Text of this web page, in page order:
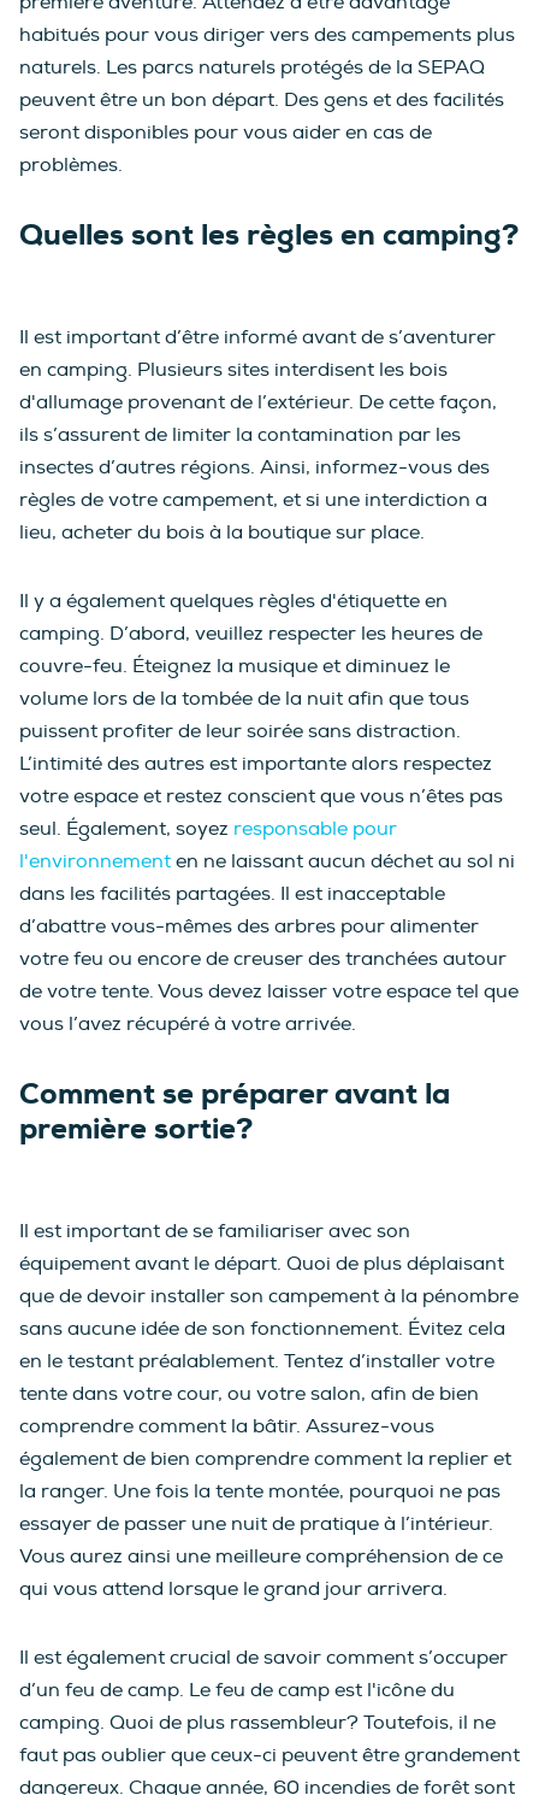
habitués pour vous diriger vers des campements plus
naturels. Les parcs naturels protégés de la SEPAQ
peuvent être un bon départ. Des gens et des facilités
seront disponibles pour vous aider en cas de
problèmes.
Quelles sont les règles en camping?
Il est important d’être informé avant de s’aventurer
en camping. Plusieurs sites interdisent les bois
d'allumage provenant de l’extérieur. De cette façon,
ils s’assurent de limiter la contamination par les
insectes d’autres régions. Ainsi, informez-vous des
règles de votre campement, et si une interdiction a
lieu, acheter du bois à la boutique sur place.
Il y a également quelques règles d'étiquette en
camping. D’abord, veuillez respecter les heures de
couvre-feu. Éteignez la musique et diminuez le
volume lors de la tombée de la nuit afin que tous
puissent profiter de leur soirée sans distraction.
L’intimité des autres est importante alors respectez
votre espace et restez conscient que vous n’êtes pas
seul. Également, soyez responsable pour
l'environnement en ne laissant aucun déchet au sol ni
dans les facilités partagées. Il est inacceptable
d’abattre vous-mêmes des arbres pour alimenter
votre feu ou encore de creuser des tranchées autour
de votre tente. Vous devez laisser votre espace tel que
vous l’avez récupéré à votre arrivée.
Comment se préparer avant la
première sortie?
Il est important de se familiariser avec son
équipement avant le départ. Quoi de plus déplaisant
que de devoir installer son campement à la pénombre
sans aucune idée de son fonctionnement. Évitez cela
en le testant préalablement. Tentez d’installer votre
tente dans votre cour, ou votre salon, afin de bien
comprendre comment la bâtir. Assurez-vous
également de bien comprendre comment la replier et
la ranger. Une fois la tente montée, pourquoi ne pas
essayer de passer une nuit de pratique à l’intérieur.
Vous aurez ainsi une meilleure compréhension de ce
qui vous attend lorsque le grand jour arrivera.
Il est également crucial de savoir comment s’occuper
d’un feu de camp. Le feu de camp est l'icône du
camping. Quoi de plus rassembleur? Toutefois, il ne
faut pas oublier que ceux-ci peuvent être grandement
dangereux. Chaque année, 60 incendies de forêt sont